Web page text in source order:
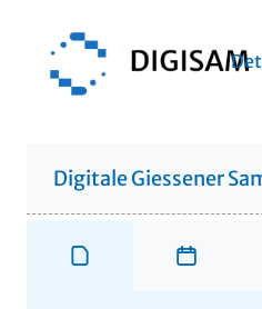
Digitale Giessener